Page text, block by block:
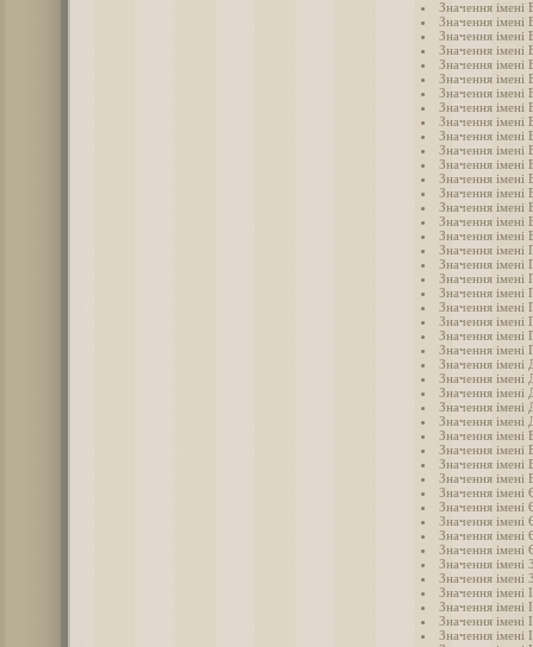
Значення імені
Значення імені
Значення імені
Значення імені
Значення імені
Значення імені
Значення імені
Значення імені
Значення імені
Значення імені
Значення імені
Значення імені
Значення імені
Значення імені
Значення
Значення імені
Значення імені
Значення імені
Значення імені
Значення імені
Значення імені
Значення імені
Значення імені
Значення імені
Значення імені
Значення імені
Значення імені
Значення імені
Значення імені
Значення імені
Значення імені
Значення імені
Значення імені
Значення імені
Значення імені
Значення імені
Значення імені
Значення імені
Значення імені
Значення імені
Значення імені
Значення імені
Значення імені
Значення імені
Значення імені